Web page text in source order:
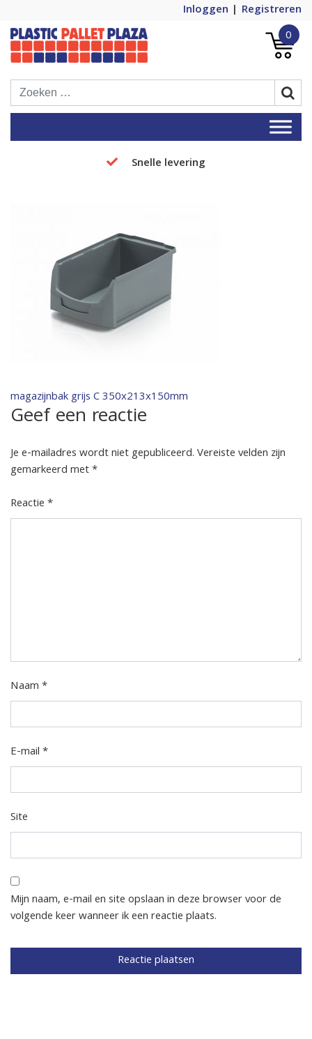
Inloggen
Registreren
Plastic Pallet Plaza
Plastic Pallets Plaza, de nummer 1 in
Europa!
0
Snelle levering
Bericht
navigatie
magazijnbak grijs C 350x213x150mm
Geef een reactie
Je e-mailadres wordt niet gepubliceerd.Vereiste velden zijn
gemarkeerd met*
Reactie*
Naam*
E-mail*
Site
Mijn naam, e-mail en site opslaan in deze browser voor de
volgende keer wanneer ik een reactie plaats.